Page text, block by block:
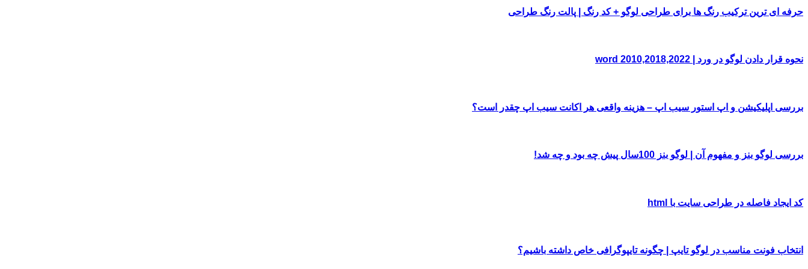
حرفه ای ترین ترکیب رنگ ها برای طراحی لوگو + کد رنگ | پالت رنگ طراحی
نحوه قرار دادن لوگو در ورد | word 2010,2018,2022
بررسی اپلیکیشن و اپ استور سیب اپ – هزینه واقعی هر اکانت سیب اپ چقدر است؟
بررسی لوگو بنز و مفهوم آن | لوگو بنز 100سال پیش چه بود و چه شد!
کد ایجاد فاصله در طراحی سایت با html
انتخاب فونت مناسب در لوگو تایپ | چگونه تایپوگرافی خاص داشته باشیم؟